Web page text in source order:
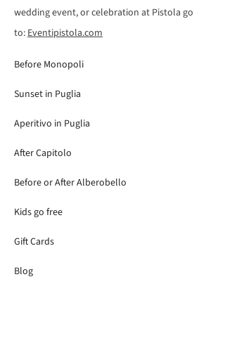
wedding event, or celebration at Pistola go
to:Eventipistola.com
Before Monopoli
Sunset in Puglia
Aperitivo in Puglia
After Capitolo
Before or After Alberobello
Kids go free
Gift Cards
Blog